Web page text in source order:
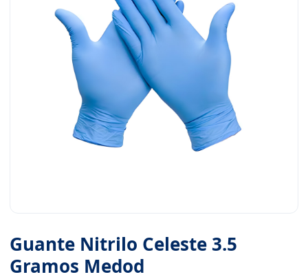
Guante Nitrilo Celeste 3.5
Gramos Medod